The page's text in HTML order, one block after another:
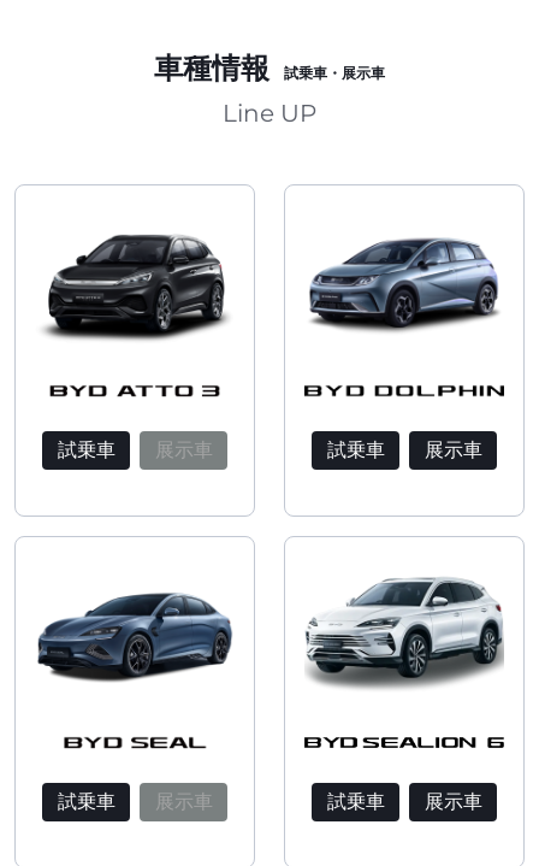
車種情報 試乗車・展示車
Line UP
試乗車 展示車 試乗車 展示車
試乗車 展示車 試乗車 展示車